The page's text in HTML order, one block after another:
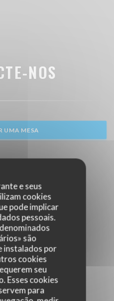
e seus
cookies
pode implicar
pessoais.
são
instalados por
cookies
seu
Esses cookies
para
NOS
UMA MESA